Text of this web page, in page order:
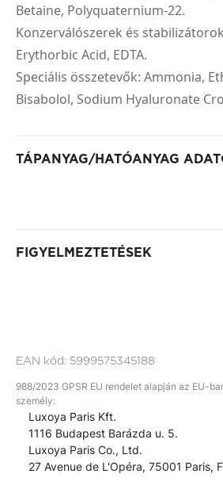
Betaine, Polyquaternium-22.
Konzerválószerek és
Erythorbic Acid, EDTA.
Speciális összetevők: Ammonia,
Bisabolol, Sodium Hyaluronate
TÁPANYAG/HATÓANYAG
FIGYELMEZTETÉSEK
EAN kód: 5999575345188
988/2023 GPSR EU rendelet alapján az EU-
személy:
Luxoya Paris Kft.
1116 Budapest Barázda u. 5.
Luxoya Paris Co., Ltd.
27 Avenue de L'Opéra, 75001 Paris,